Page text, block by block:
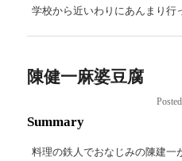
学校から近いわりにあんまり行
陳健一麻婆豆腐
Summary
料理の鉄人でおなじみの陳建一